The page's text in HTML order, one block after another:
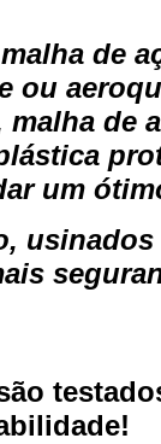
de
ou
de
um
usinados